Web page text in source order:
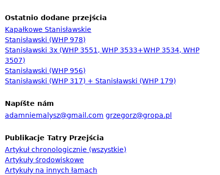
d
á
v
á
n
Ostatnio dodane przejścia
Kapałkowe Stanisławskie
Stanisławski (WHP 978)
Stanisławski 3x (WHP 3551, WHP 3533+WHP 3534, WHP
3507)
Stanisławski (WHP 956)
Stanisławski (WHP 317) + Stanisławski (WHP 179)
Napíšte nám
adamniemalysz@gmail.com grzegorz@gropa.pl
Publikacje Tatry Przejścia
Artykuł chronologicznie (wszystkie)
Artykuły środowiskowe
Artykuły na innych łamach